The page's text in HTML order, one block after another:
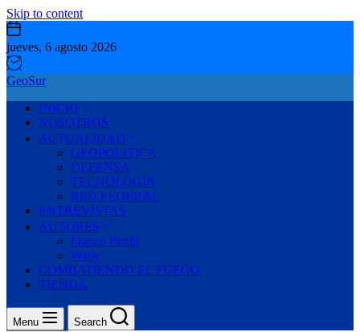
Skip to content
jueves, 6 agosto 2026
GeoSur
INICIO
NOSOTROS
ACTUALIDAD
GEOPOLITICA
DEFENSA
TECNOLOGÍA
RED FEDERAL
ENTREVISTAS
AUTORES
Franco Petrili
Wally
COMBATIENDO EL FUEGO
TIENDA
Menu Search